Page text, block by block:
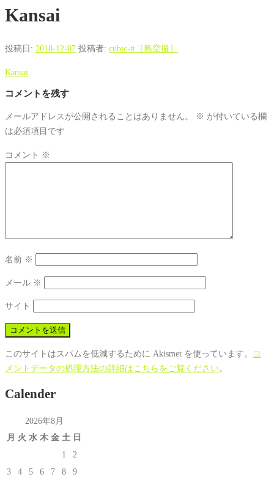
Kansai
投稿日: 2018-12-07 投稿者: cubic-tt［島空撮］
Kansai
コメントを残す
メールアドレスが公開されることはありません。 ※ が付いている欄
は必須項目です
コメント ※
名前 ※
メール ※
サイト
このサイトはスパムを低減するために Akismet を使っています。
コ
メントデータの処理方法の詳細はこちらをご覧ください。
Calender
2026年8月
月 火 水 木 金 土 日
1
2
3
4 5 6 7 8
9